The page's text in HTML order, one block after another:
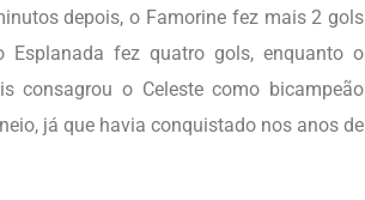
depois, o Famorine fez mais 2 gols
fez quatro gols, enquanto o
consagrou o Celeste como bicampeão
já que havia conquistado nos anos de